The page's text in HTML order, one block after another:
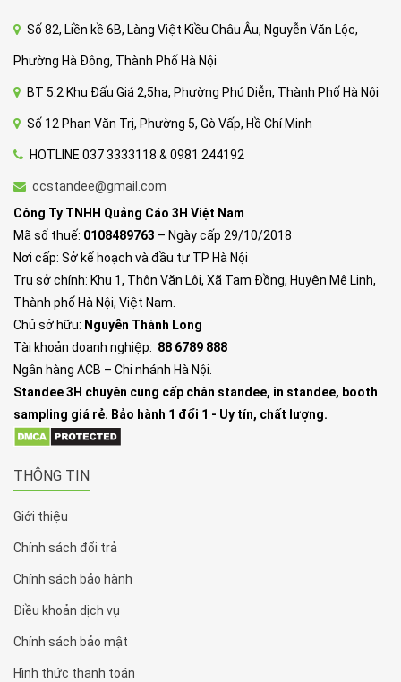
Số 82, Liền kề 6B, Làng Việt Kiều Châu Âu, Nguyễn Văn Lộc,
Phường Hà Đông, Thành Phố Hà Nội
BT 5.2 Khu Đấu Giá 2,5ha, Phường Phú Diễn, Thành Phố Hà Nội
Số 12 Phan Văn Trị, Phường 5, Gò Vấp, Hồ Chí Minh
HOTLINE 037 3333118 & 0981 244192
ccstandee@gmail.com
Công Ty TNHH Quảng Cáo 3H Việt Nam
Mã số thuế: 0108489763 – Ngày cấp 29/10/2018
Nơi cấp: Sở kế hoạch và đầu tư TP Hà Nội
Trụ sở chính: Khu 1, Thôn Văn Lôi, Xã Tam Đồng, Huyện Mê Linh,
Thành phố Hà Nội, Việt Nam.
Chủ sở hữu: Nguyễn Thành Long
Tài khoản doanh nghiệp: 88 6789 888
Ngân hàng ACB – Chi nhánh Hà Nội.
Standee 3H chuyên cung cấp chân standee, in standee, booth
sampling giá rẻ. Bảo hành 1 đổi 1 - Uy tín, chất lượng.
THÔNG TIN
Giới thiệu
Chính sách đổi trả
Chính sách bảo hành
Điều khoản dịch vụ
Chính sách bảo mật
Hình thức thanh toán